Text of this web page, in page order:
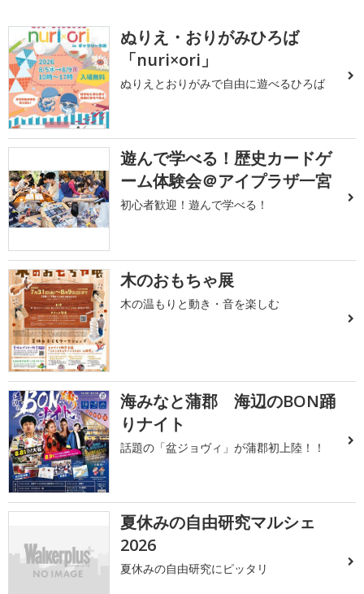
ぬりえ・おりがみひろば
「nuri×ori」
ぬりえとおりがみで自由に遊べるひろば
遊んで学べる！歴史カードゲ
ーム体験会＠アイプラザ一宮
初心者歓迎！遊んで学べる！
木のおもちゃ展
木の温もりと動き・音を楽しむ
海みなと蒲郡 海辺のBON踊
りナイト
話題の「盆ジョヴィ」が蒲郡初上陸！！
夏休みの自由研究マルシェ
2026
夏休みの自由研究にピッタリ